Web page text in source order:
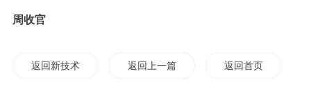
周收官
返回新技术 返回上一篇 返回首页